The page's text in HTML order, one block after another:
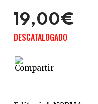
19,00€
DESCATALOGADO